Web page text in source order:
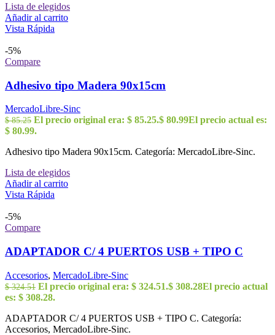
Lista de elegidos
Añadir al carrito
Vista Rápida
-5%
Compare
Adhesivo tipo Madera 90x15cm
MercadoLibre-Sinc
$85.25 El precio original era: $ 85.25.$ 80.99El precio actual es:
$ 80.99.
Adhesivo tipo Madera 90x15cm. Categoría: MercadoLibre-Sinc.
Lista de elegidos
Añadir al carrito
Vista Rápida
-5%
Compare
ADAPTADOR C/ 4 PUERTOS USB + TIPO C
Accesorios, MercadoLibre-Sinc
$324.51 El precio original era: $ 324.51.$ 308.28El precio actual
es: $ 308.28.
ADAPTADOR C/ 4 PUERTOS USB + TIPO C. Categoría:
Accesorios, MercadoLibre-Sinc.